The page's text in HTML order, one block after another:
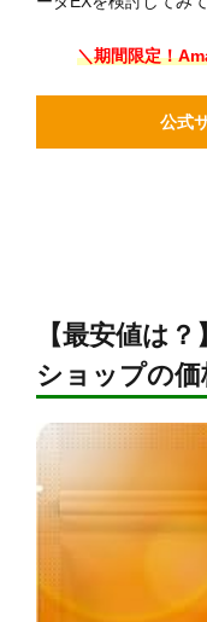
＼期間限定！
公式
【最安値は
ショップの